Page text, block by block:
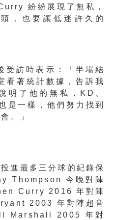
紛紛展現了無私，
，也要讓低迷許久的
訪時表示：「半場結
看著統計數據，告訴我
明了他的無私，KD、
是一樣，他們努力找到
。」
進最多三分球的紀錄保
Thompson 今晚對陣
Curry 2016 年對陣
2003 年對陣超音
Marshall 2005 年對